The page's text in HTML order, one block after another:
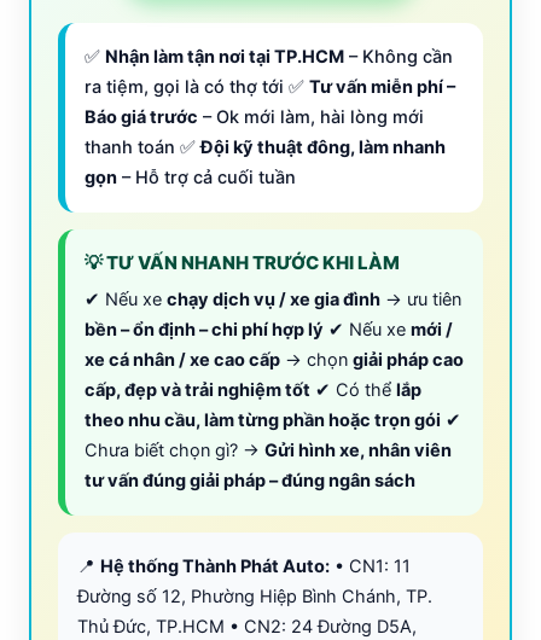
✅ Nhận làm tận nơi tại TP.HCM – Không cần
ra tiệm, gọi là có thợ tới ✅ Tư vấn miễn phí –
Báo giá trước – Ok mới làm, hài lòng mới
thanh toán ✅Đội kỹ thuật đông, làm nhanh
gọn – Hỗ trợ cả cuối tuần
💡 TƯ VẤN NHANH TRƯỚC KHI LÀM
✔ Nếu xe chạy dịch vụ / xe gia đình → ưu tiên
bền – ổn định – chi phí hợp lý ✔ Nếu xe mới /
xe cá nhân / xe cao cấp → chọn giải pháp cao
cấp, đẹp và trải nghiệm tốt ✔ Có thể lắp
theo nhu cầu, làm từng phần hoặc trọn gói ✔
Chưa biết chọn gì? → Gửi hình xe, nhân viên
tư vấn đúng giải pháp – đúng ngân sách
📍 Hệ thống Thành Phát Auto: • CN1: 11
Đường số 12, Phường Hiệp Bình Chánh, TP.
Thủ Đức, TP.HCM • CN2: 24 Đường D5A,